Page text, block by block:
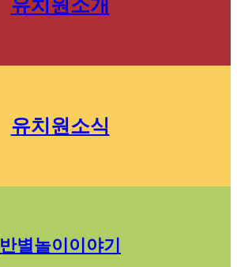
유치원소개
유치원소식
반별놀이이야기